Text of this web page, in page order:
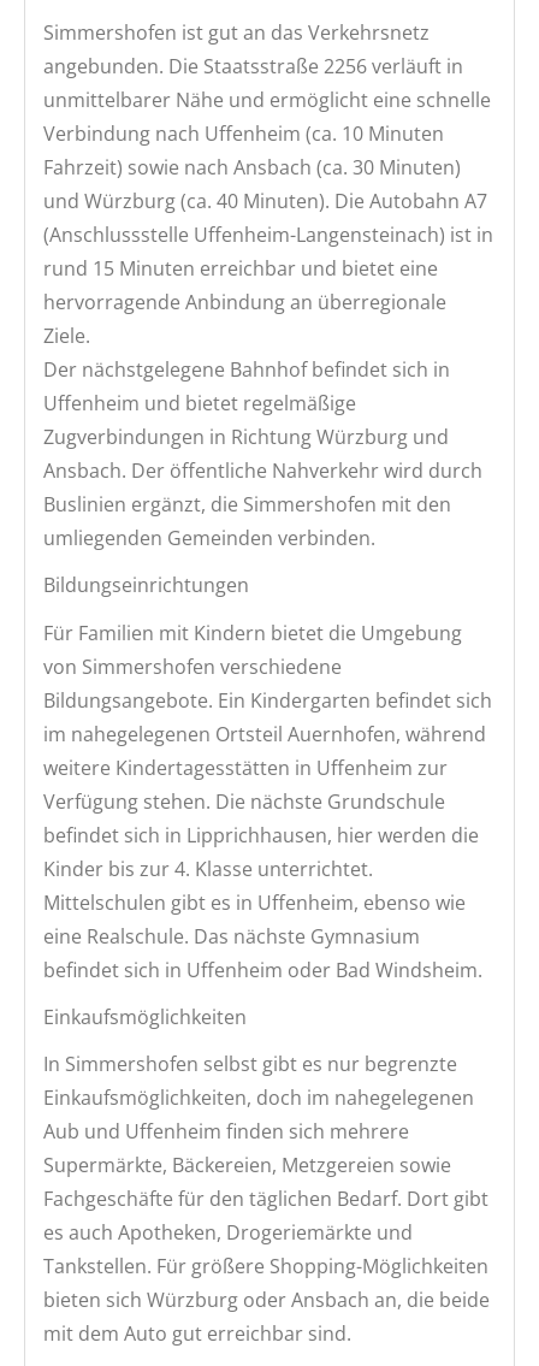
Simmershofen ist gut an das Verkehrsnetz
angebunden. Die Staatsstraße 2256 verläuft in
unmittelbarer Nähe und ermöglicht eine schnelle
Verbindung nach Uffenheim (ca. 10 Minuten
Fahrzeit) sowie nach Ansbach (ca. 30 Minuten)
und Würzburg (ca. 40 Minuten). Die Autobahn A7
(Anschlussstelle Uffenheim-Langensteinach) ist in
rund 15 Minuten erreichbar und bietet eine
hervorragende Anbindung an überregionale
Ziele.
Der nächstgelegene Bahnhof befindet sich in
Uffenheim und bietet regelmäßige
Zugverbindungen in Richtung Würzburg und
Ansbach. Der öffentliche Nahverkehr wird durch
Buslinien ergänzt, die Simmershofen mit den
umliegenden Gemeinden verbinden.
Bildungseinrichtungen
Für Familien mit Kindern bietet die Umgebung
von Simmershofen verschiedene
Bildungsangebote. Ein Kindergarten befindet sich
im nahegelegenen Ortsteil Auernhofen, während
weitere Kindertagesstätten in Uffenheim zur
Verfügung stehen. Die nächste Grundschule
befindet sich in Lipprichhausen, hier werden die
Kinder bis zur 4. Klasse unterrichtet.
Mittelschulen gibt es in Uffenheim, ebenso wie
eine Realschule. Das nächste Gymnasium
befindet sich in Uffenheim oder Bad Windsheim.
Einkaufsmöglichkeiten
In Simmershofen selbst gibt es nur begrenzte
Einkaufsmöglichkeiten, doch im nahegelegenen
Aub und Uffenheim finden sich mehrere
Supermärkte, Bäckereien, Metzgereien sowie
Fachgeschäfte für den täglichen Bedarf. Dort gibt
es auch Apotheken, Drogeriemärkte und
Tankstellen. Für größere Shopping-Möglichkeiten
bieten sich Würzburg oder Ansbach an, die beide
mit dem Auto gut erreichbar sind.